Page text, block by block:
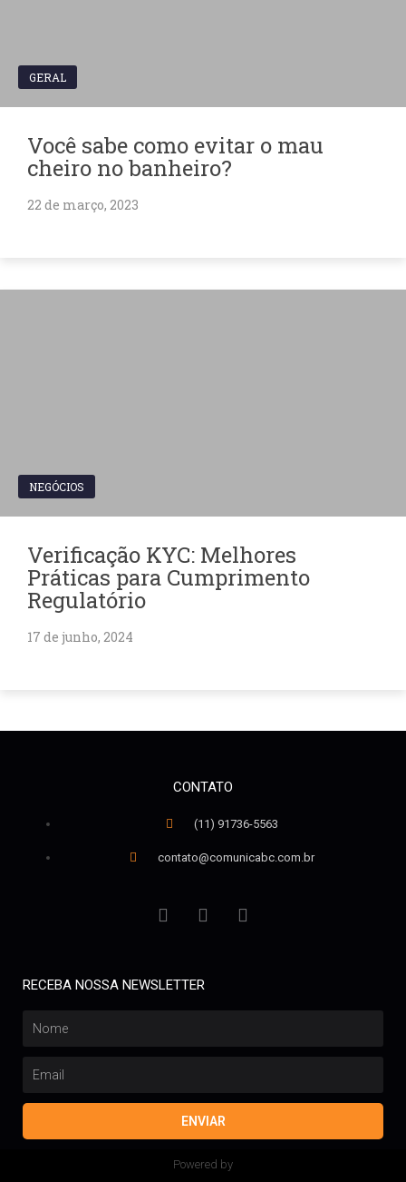
GERAL
Você sabe como evitar o mau
cheiro no banheiro?
22 de março, 2023
NEGÓCIOS
Verificação KYC: Melhores
Práticas para Cumprimento
Regulatório
17 de junho, 2024
CONTATO
(11) 91736-5563
contato@comunicabc.com.br
RECEBA NOSSA NEWSLETTER
ENVIAR
Powered by